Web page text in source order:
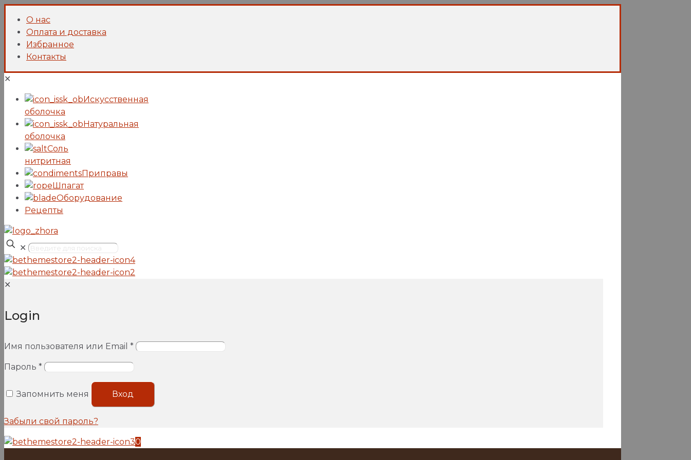
О нас
Оплата и доставка
Избранное
Контакты
✕
Искусcтвенная
оболочка
Натуральная
оболочка
Соль
нитритная
Приправы
Шпагат
Оборудование
Рецепты
✕
✕
Login
Имя пользователя или Email *
Пароль *
Запомнить меня Вход
Забыли свой пароль?
0